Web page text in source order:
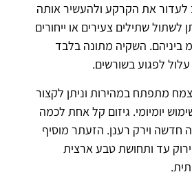
לעדור את הקרקע ולהעשיר אותה
לשתול שתילים צעירים או ייחורים
של כ־30 ס"מ ביניהם. השקיה מתונה בלבד
לפגוע בשורשים.
מתפתח במהירות וניתן לקצור
יומיומי. גיזום קל אחת לכמה
חדשה וירק רענן. הזעתר מוסיף
עד ותחושת טבע ארצית